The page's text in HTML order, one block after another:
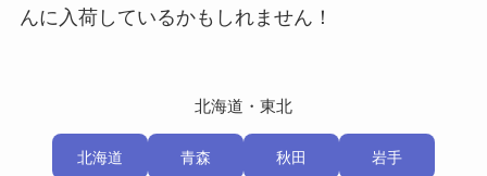
んに入荷しているかもしれません！
北海道・東北
北海道 青森 秋田 岩手